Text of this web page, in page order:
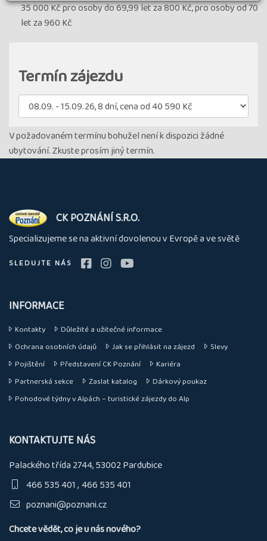
35 000 Kč pro osoby do 69,99 let za 800 Kč, pro osoby od 70
let za 960 Kč
Termín zájezdu
V požadovaném termínu bohužel není k dispozici žádné
ubytování. Zkuste prosím jiný termín.
O
nás
CK POZNÁNÍ S.R.O.
Specializujeme se na aktivní dovolenou v Evropě a ve světě
SLEDUJTE NÁS
INFORMACE
Kontakty
Důležité a užitečné informace
Ochrana osobních údajů
Jak se přihlásit na zájezd
Slevy
Pojištění
Představení CK Poznání
Kariéra
Partnerská sekce
Zaslat katalog
Dárkový poukaz
Pohodové týdny v Alpách – turistické zájezdy do Alp
KONTAKTUJTE NÁS
Palackého třída 2744, 53002 Pardubice
466 535 401 466 535 401
poznani@poznani.cz
Chcete vědět, co je u nás nového?